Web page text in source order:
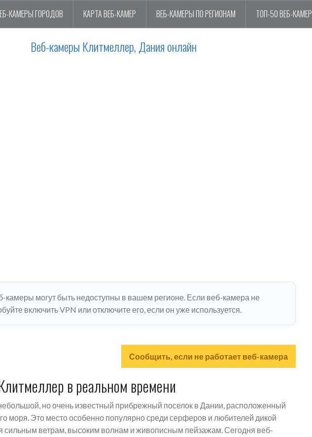
КАМЕРЫ ГОРОДОВ КАРТА ВЕБ-КАМЕР ВЕБ-КАМЕРЫ ПО РЕГИОНАМ ТОП-50 ВЕБ-КАМЕР
Веб-камеры Клитмеллер, Дания онлайн
камеры могут быть недоступны в вашем регионе. Если веб-камера не
включить VPN или отключите его, если он уже используется.
Сообщить, если не работает веб-камера
в реальном времени
но очень известный прибрежный поселок в Дании, расположенный
моря. Это место особенно популярно среди серферов и любителей дикой
сильным ветрам, высоким волнам и живописным пейзажам. Сегодня веб-